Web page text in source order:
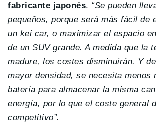
fabricante japonés. “Se pueden
pequeños, porque será más fácil de
un kei car, o maximizar el espacio
de un SUV grande. A medida que la
madure, los costes disminuirán. Y
mayor densidad, se necesita menos
batería para almacenar la misma
energía, por lo que el coste general
competitivo”.